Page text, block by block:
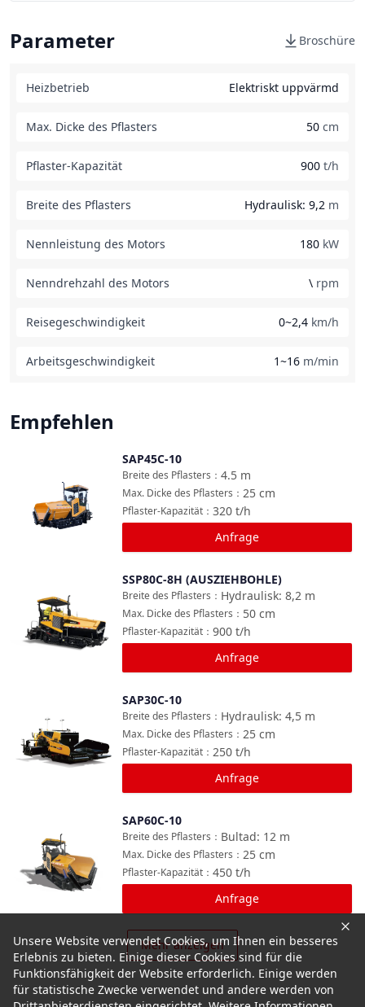
Parameter Broschüre
Heizbetrieb Elektriskt uppvärmd
Max. Dicke des Pflasters 50 cm
Pflaster-Kapazität 900 t/h
Breite des Pflasters Hydraulisk: 9,2 m
Nennleistung des Motors 180 kW
Nenndrehzahl des Motors \ rpm
Reisegeschwindigkeit 0~2,4 km/h
Arbeitsgeschwindigkeit 1~16 m/min
Empfehlen
SAP45C-10
4.5 m
Breite des Pflasters ：
25 cm
Max. Dicke des Pflasters ：
320 t/h
Pflaster-Kapazität ：
Anfrage
SSP80C-8H (AUSZIEHBOHLE)
Hydraulisk: 8,2 m
Breite des Pflasters ：
50 cm
Max. Dicke des Pflasters ：
900 t/h
Pflaster-Kapazität ：
Anfrage
SAP30C-10
Hydraulisk: 4,5 m
Breite des Pflasters ：
25 cm
Max. Dicke des Pflasters ：
250 t/h
Pflaster-Kapazität ：
Anfrage
SAP60C-10
Bultad: 12 m
Breite des Pflasters ：
25 cm
Max. Dicke des Pflasters ：
450 t/h
Pflaster-Kapazität ：
Anfrage
Mehr anzeigen
Unsere Website verwendet Cookies, um Ihnen ein besseres
Erlebnis zu bieten. Einige dieser Cookies sind für die
Funktionsfähigkeit der Website erforderlich. Einige werden
für statistische Zwecke verwendet und andere werden von